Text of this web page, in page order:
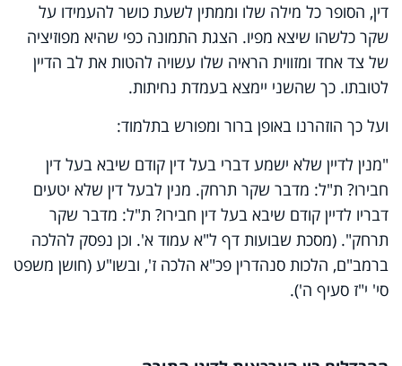
דין, הסופר כל מילה שלו וממתין לשעת כושר להעמידו על
שקר כלשהו שיצא מפיו. הצגת התמונה כפי שהיא מפוזיציה
של צד אחד ומזווית הראיה שלו עשויה להטות את לב הדיין
לטובתו. כך שהשני יימצא בעמדת נחיתות.
ועל כך הוזהרנו באופן ברור ומפורש בתלמוד:
"מנין לדיין שלא ישמע דברי בעל דין קודם שיבא בעל דין
חבירו? ת"ל: מדבר שקר תרחק. מנין לבעל דין שלא יטעים
דבריו לדיין קודם שיבא בעל דין חבירו? ת"ל: מדבר שקר
תרחק". (מסכת שבועות דף ל"א עמוד א'. וכן נפסק להלכה
ברמב"ם, הלכות סנהדרין פכ"א הלכה ז', ובשו"ע (חושן משפט
סי' י"ז סעיף ה').